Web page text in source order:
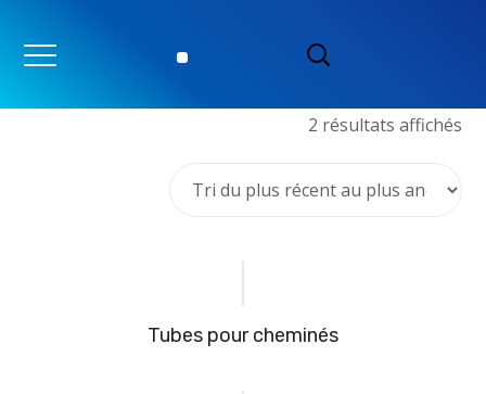
2 résultats affichés
Tubes pour cheminés